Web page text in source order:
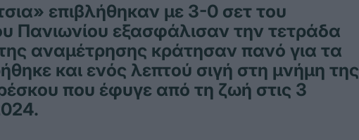
επιβλήθηκαν με 3-0 σετ του
Πανιωνίου εξασφάλισαν την τετράδα
αναμέτρησης κράτησαν πανό για τα
και ενός λεπτού σιγή στη μνήμη της
που έφυγε από τη ζωή στις 3